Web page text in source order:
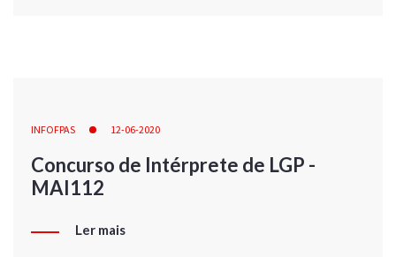
INFOFPAS 12-06-2020
Concurso de Intérprete de LGP -
MAI112
Ler mais